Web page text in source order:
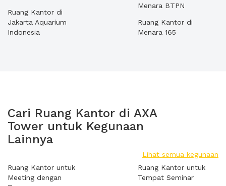
Ruang Kantor di
Jakarta Aquarium
Indonesia
Menara BTPN
Ruang Kantor di
Menara 165
Cari Ruang Kantor di AXA
Tower untuk Kegunaan
Lainnya
Lihat semua kegunaan
Ruang Kantor untuk
Meeting dengan
Ruang Kantor untuk
Tempat Seminar